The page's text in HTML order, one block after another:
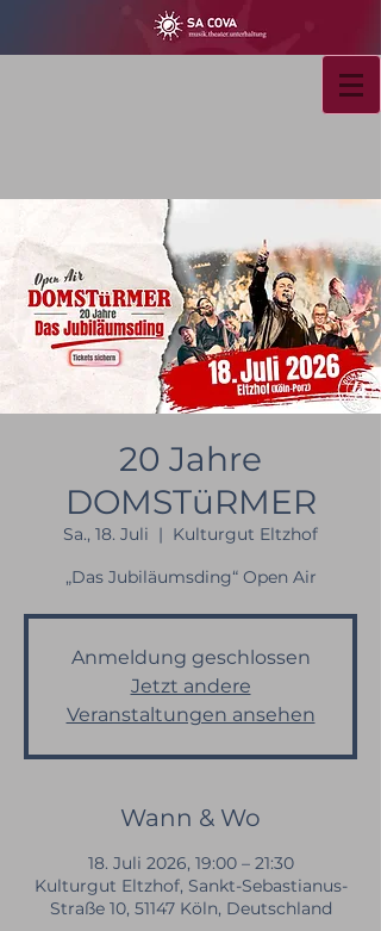
20 Jahre
DOMSTüRMER
Sa., 18. Juli
  |
Kulturgut Eltzhof
„Das Jubiläumsding“ Open Air
Anmeldung geschlossen
Jetzt andere
Veranstaltungen ansehen
Wann & Wo
18. Juli 2026, 19:00 – 21:30
Kulturgut Eltzhof, Sankt-Sebastianus-
Straße 10, 51147 Köln, Deutschland